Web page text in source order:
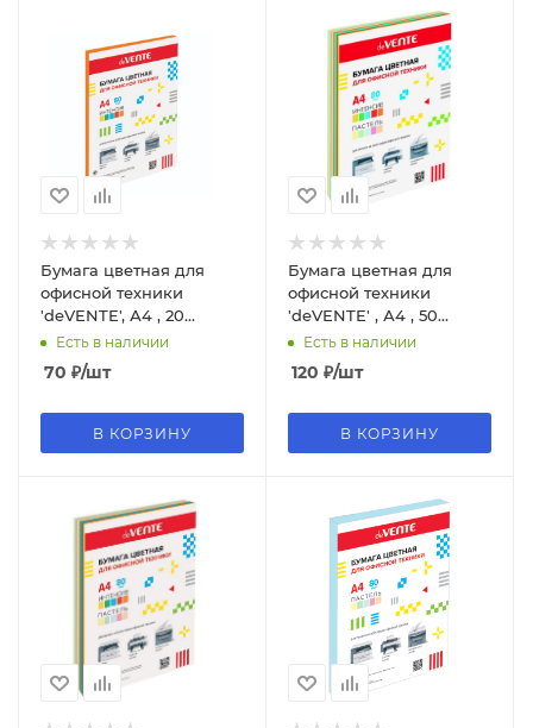
Бумага цветная для
офисной техники
'deVENTE', А4 , 20
листов, 80 г;м2,
оранжевый цвет,
2072229
Есть в наличии
70 ₽/шт
В КОРЗИНУ
Бумага цветная для
офисной техники
'deVENTE' , А4 , 50
листов , 10 цветов,
2072257
Есть в наличии
120 ₽/шт
В КОРЗИНУ